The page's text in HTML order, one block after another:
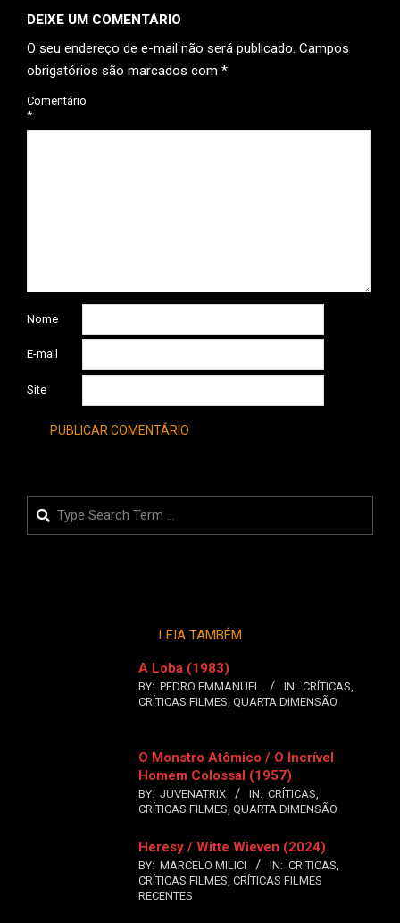
DEIXE UM COMENTÁRIO
O seu endereço de e-mail não será publicado. Campos
obrigatórios são marcados com *
Comentário
*
Nome
E-mail
Site
Search
LEIA TAMBÉM
A Loba (1983)
BY: PEDRO EMMANUEL IN: CRÍTICAS,
CRÍTICAS FILMES, QUARTA DIMENSÃO
O Monstro Atômico / O Incrível
Homem Colossal (1957)
BY: JUVENATRIX IN: CRÍTICAS,
CRÍTICAS FILMES, QUARTA DIMENSÃO
Heresy / Witte Wieven (2024)
BY: MARCELO MILICI IN: CRÍTICAS,
CRÍTICAS FILMES, CRÍTICAS FILMES
RECENTES